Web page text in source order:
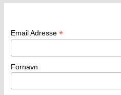
Email Adresse *
Fornavn